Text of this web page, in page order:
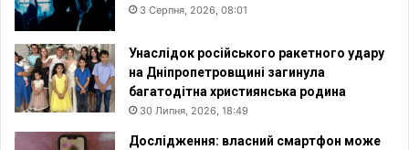
3 Серпня, 2026, 08:01
Унаслідок російського ракетного удару
на Дніпропетровщині загинула
багатодітна християнська родина
30 Липня, 2026, 18:49
Дослідження: власний смартфон може